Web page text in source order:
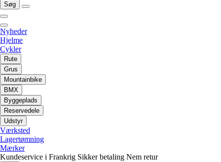
Søg
Nyheder
Hjelme
Cykler
Rute
Grus
Mountainbike
BMX
Byggeplads
Reservedele
Udstyr
Værksted
Lagertømning
Mærker
Kundeservice i Frankrig Sikker betaling Nem retur